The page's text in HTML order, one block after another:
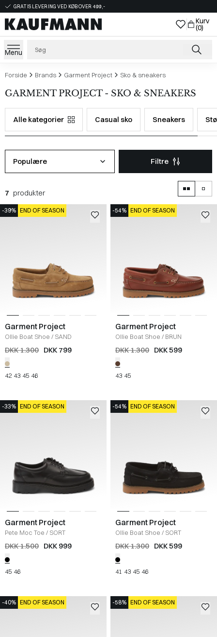
GRATIS LEVERING VED KØB OVER 499,-
Kurv
(0)
Menu
Forside Brands Garment Project Sko & sneakers
GARMENT PROJECT - SKO & SNEAKERS
Alle kategorier Casual sko Sneakers
Populære Filtre
7 produkter
-39% END OF SEASON
Garment Project
Ollie Boat Shoe / SAND
DKK 1.300 DKK 799
42 43 45 46
-54% END OF SEASON
Garment Project
Ollie Boat Shoe / BRUN
DKK 1.300 DKK 599
43 45
-33% END OF SEASON
Garment Project
Pete Moc Toe / SORT
DKK 1.500 DKK 999
45 46
-54% END OF SEASON
Garment Project
Ollie Boat Shoe / SORT
DKK 1.300 DKK 599
41 43 45 46
-40% END OF SEASON -58% END OF SEASON